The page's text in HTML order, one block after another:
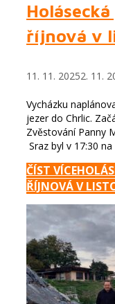
říjnová v
11. 11. 20252. 11.
Vycházku
jezer do Chrlic.
Zvěstování Panny
Sraz byl v 17:30
ČÍST VÍCE
ŘÍJNOVÁ V